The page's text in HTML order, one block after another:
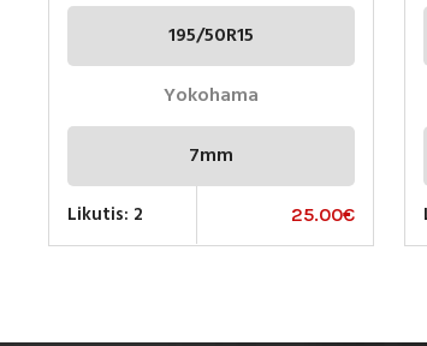
195/50R15
Yokohama
7mm
Likutis: 2 25.00€